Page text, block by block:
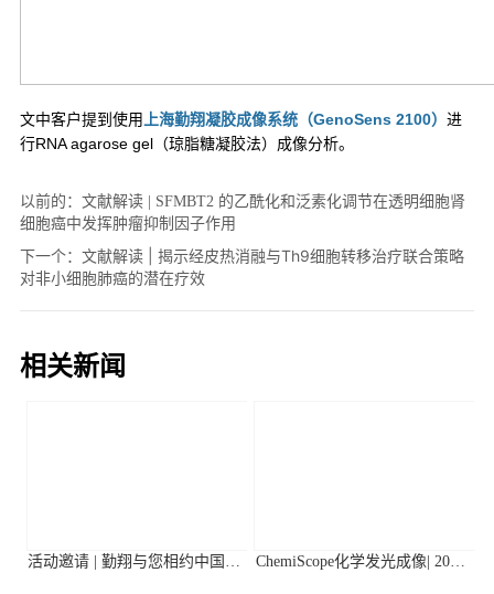
以前的：文献解读 | SFMBT2 的乙酰化和泛素化调节在透明细胞肾
细胞癌中发挥肿瘤抑制因子作用
下一个：文献解读 | 揭示经皮热消融与Th9细胞转移治疗联合策略
对非小细胞肺癌的潜在疗效
相关新闻
活动邀请 | 勤翔与您相约中国植
ChemiScope化学发光成像| 2026